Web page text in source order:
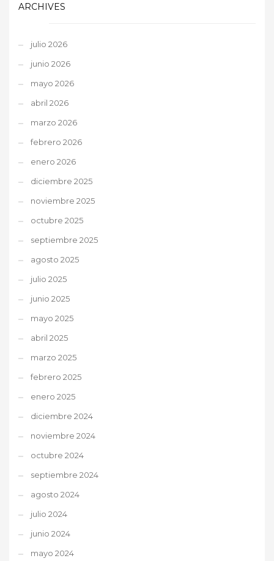
ARCHIVES
julio 2026
junio 2026
mayo 2026
abril 2026
marzo 2026
febrero 2026
enero 2026
diciembre 2025
noviembre 2025
octubre 2025
septiembre 2025
agosto 2025
julio 2025
junio 2025
mayo 2025
abril 2025
marzo 2025
febrero 2025
enero 2025
diciembre 2024
noviembre 2024
octubre 2024
septiembre 2024
agosto 2024
julio 2024
junio 2024
mayo 2024